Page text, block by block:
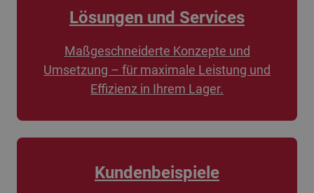
Lösungen und Services
Maßgeschneiderte Konzepte und
Umsetzung – für maximale Leistung und
Effizienz in Ihrem Lager.
Kundenbeispiele